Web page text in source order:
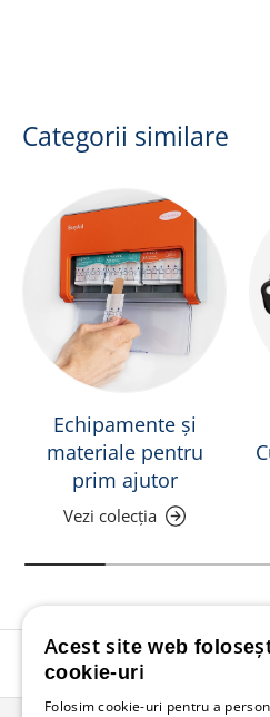
Categorii similare
Echipamente și
materiale pentru
prim ajutor
Vezi colecția
Înapoi în
Acest site web
cookie-uri
Folosim cookie-uri pentru a